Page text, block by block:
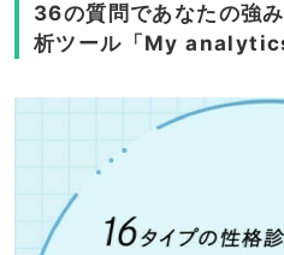
36の質問であなたの強
析ツール「My